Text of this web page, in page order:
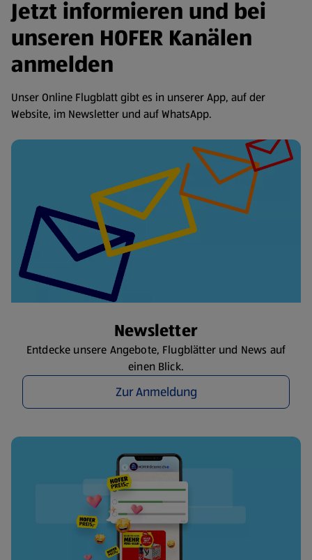
Jetzt informieren und bei
unseren HOFER Kanälen
anmelden
Unser Online Flugblatt gibt es in unserer App, auf der
Website, im Newsletter und auf WhatsApp.
Newsletter
Entdecke unsere Angebote, Flugblätter und News auf
einen Blick.
Zur Anmeldung